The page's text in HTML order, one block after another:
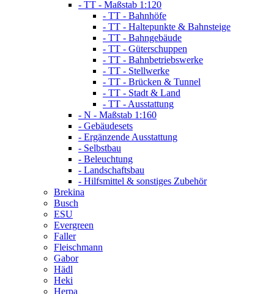
- TT - Maßstab 1:120
- TT - Bahnhöfe
- TT - Haltepunkte & Bahnsteige
- TT - Bahngebäude
- TT - Güterschuppen
- TT - Bahnbetriebswerke
- TT - Stellwerke
- TT - Brücken & Tunnel
- TT - Stadt & Land
- TT - Ausstattung
- N - Maßstab 1:160
- Gebäudesets
- Ergänzende Ausstattung
- Selbstbau
- Beleuchtung
- Landschaftsbau
- Hilfsmittel & sonstiges Zubehör
Brekina
Busch
ESU
Evergreen
Faller
Fleischmann
Gabor
Hädl
Heki
Herpa